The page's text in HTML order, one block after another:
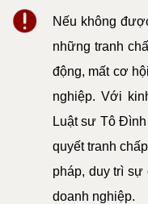
BẢN
Nếu không
những tranh
động, mất cơ
nghiệp. Với
Luật sư Tô
quyết tranh
pháp, duy trì sự
doanh nghiệp.